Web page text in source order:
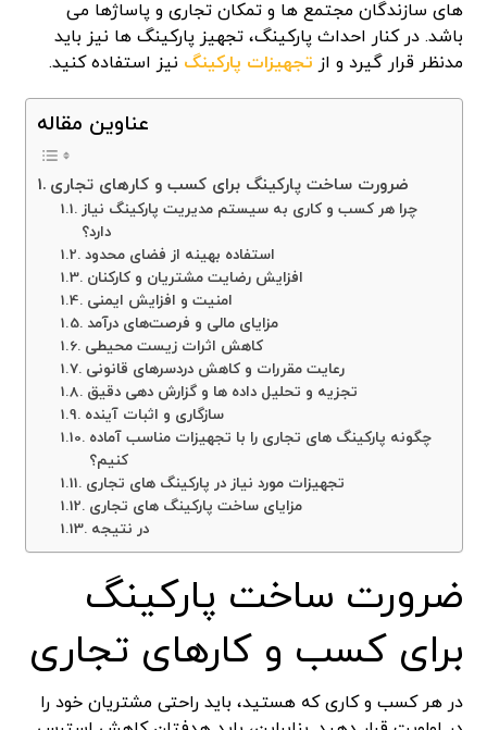
های سازندگان مجتمع ها و تمکان تجاری و پاساژها می
باشد. در کنار احداث پارکینگ، تجهیز پارکینگ ها نیز باید
مدنظر قرار گیرد و از تجهیزات پارکینگ نیز استفاده کنید.
عناوین مقاله
ضرورت ساخت پارکینگ برای کسب و کارهای تجاری
چرا هر کسب و کاری به سیستم مدیریت پارکینگ نیاز
دارد؟
استفاده بهینه از فضای محدود
افزایش رضایت مشتریان و کارکنان
امنیت و افزایش ایمنی
مزایای مالی و فرصت‌های درآمد
کاهش اثرات زیست محیطی
رعایت مقررات و کاهش دردسرهای قانونی
تجزیه و تحلیل داده ها و گزارش دهی دقیق
سازگاری و اثبات آینده
چگونه پارکینگ های تجاری را با تجهیزات مناسب آماده
کنیم؟
تجهیزات مورد نیاز در پارکینگ های تجاری
مزایای ساخت پارکینگ های تجاری
در نتیجه
ضرورت ساخت پارکینگ
برای کسب و کارهای تجاری
در هر کسب و کاری که هستید، باید راحتی مشتریان خود را